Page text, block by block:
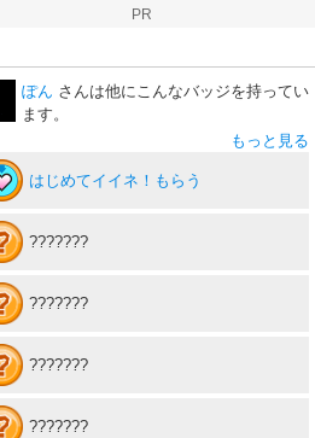
PR
ぽん さんは他にこんなバッジを持ってい
ます。
もっと見る
はじめてイイネ！もらう
???????
???????
???????
???????